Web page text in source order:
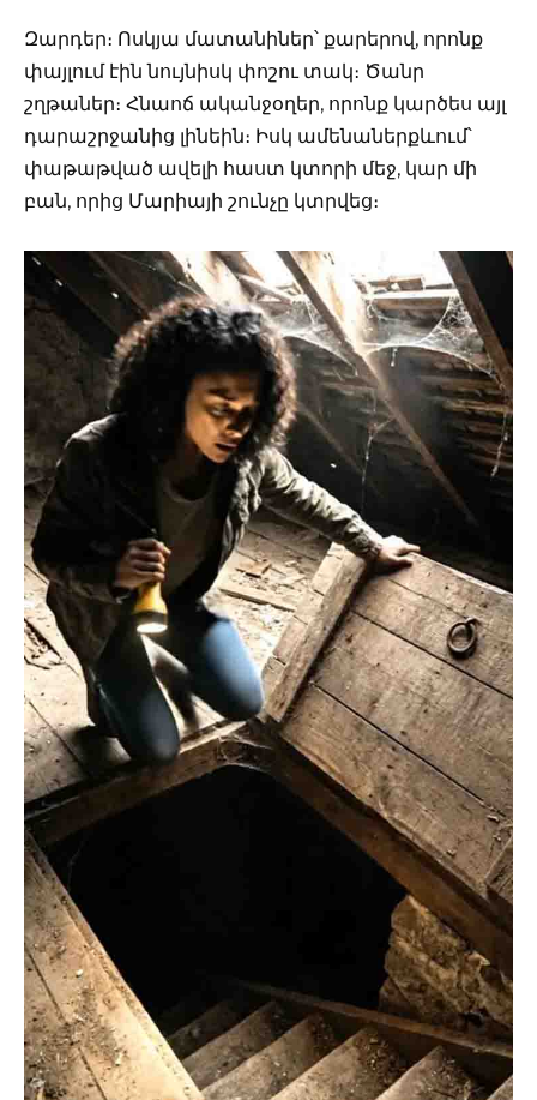
Զարդեր։ Ոսկյա մատանիներ՝ քարերով, որոնք
փայլում էին նույնիսկ փոշու տակ։ Ծանր
շղթաներ։ Հնաոճ ականջօղեր, որոնք կարծես այլ
դարաշրջանից լինեին։ Իսկ ամենաներքևում՝
փաթաթված ավելի հաստ կտորի մեջ, կար մի
բան, որից Մարիայի շունչը կտրվեց։